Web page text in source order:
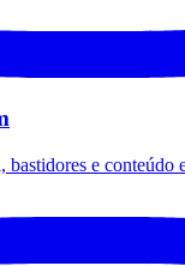
bastidores e conteúdo